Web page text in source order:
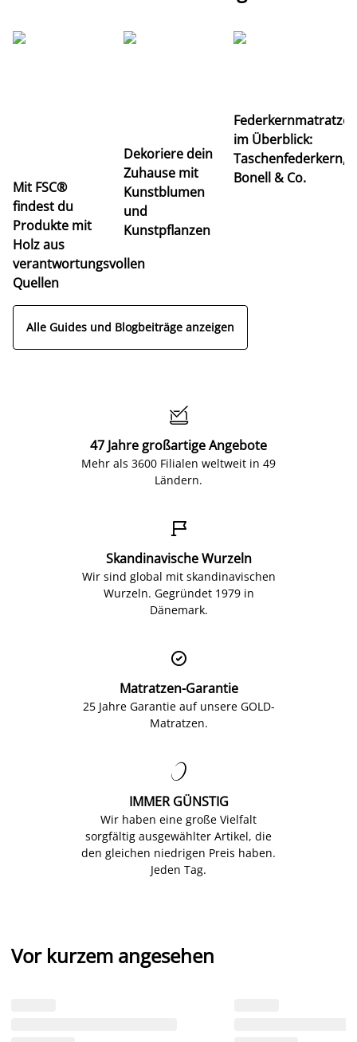
Mit FSC®
findest du
Produkte mit
Holz aus
verantwortungsvollen
Quellen
Dekoriere dein
Zuhause mit
Kunstblumen
und
Kunstpflanzen
im Überblick:
Taschenfederkern,
Bonell & Co.
Alle Guides und Blogbeiträge anzeigen

47 Jahre großartige Angebote
Mehr als 3600 Filialen weltweit in 49
Ländern.

Skandinavische Wurzeln
Wir sind global mit skandinavischen
Wurzeln. Gegründet 1979 in
Dänemark.

Matratzen-Garantie
25 Jahre Garantie auf unsere GOLD-
Matratzen.

IMMER GÜNSTIG
Wir haben eine große Vielfalt
sorgfältig ausgewählter Artikel, die
den gleichen niedrigen Preis haben.
Jeden Tag.
Vor kurzem angesehen